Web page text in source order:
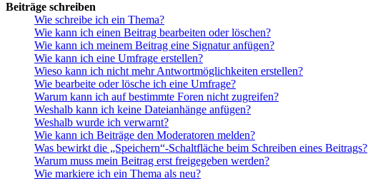
Beiträge schreiben
Wie schreibe ich ein Thema?
Wie kann ich einen Beitrag bearbeiten oder löschen?
Wie kann ich meinem Beitrag eine Signatur anfügen?
Wie kann ich eine Umfrage erstellen?
Wieso kann ich nicht mehr Antwortmöglichkeiten erstellen?
Wie bearbeite oder lösche ich eine Umfrage?
Warum kann ich auf bestimmte Foren nicht zugreifen?
Weshalb kann ich keine Dateianhänge anfügen?
Weshalb wurde ich verwarnt?
Wie kann ich Beiträge den Moderatoren melden?
Was bewirkt die „Speichern“-Schaltfläche beim Schreiben eines Beitrags?
Warum muss mein Beitrag erst freigegeben werden?
Wie markiere ich ein Thema als neu?